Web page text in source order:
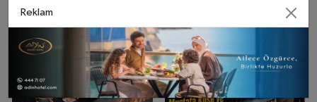
Alanya’da Siyasi
Hareketlilik: Yeni Parti’nin
Kurucu Kadrosu Onay Aldı
“Türkiye’nin En Büyük Yayla
Şenliği Oldu”
Reklam